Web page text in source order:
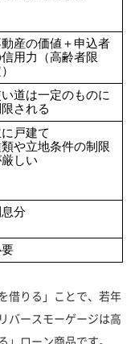
産の価値＋申込者
用力（高齢者限
道は一定のものに
される
戸建て
や立地条件の制限
しい
分
借りる」ことで、若年
バースモーゲージは高